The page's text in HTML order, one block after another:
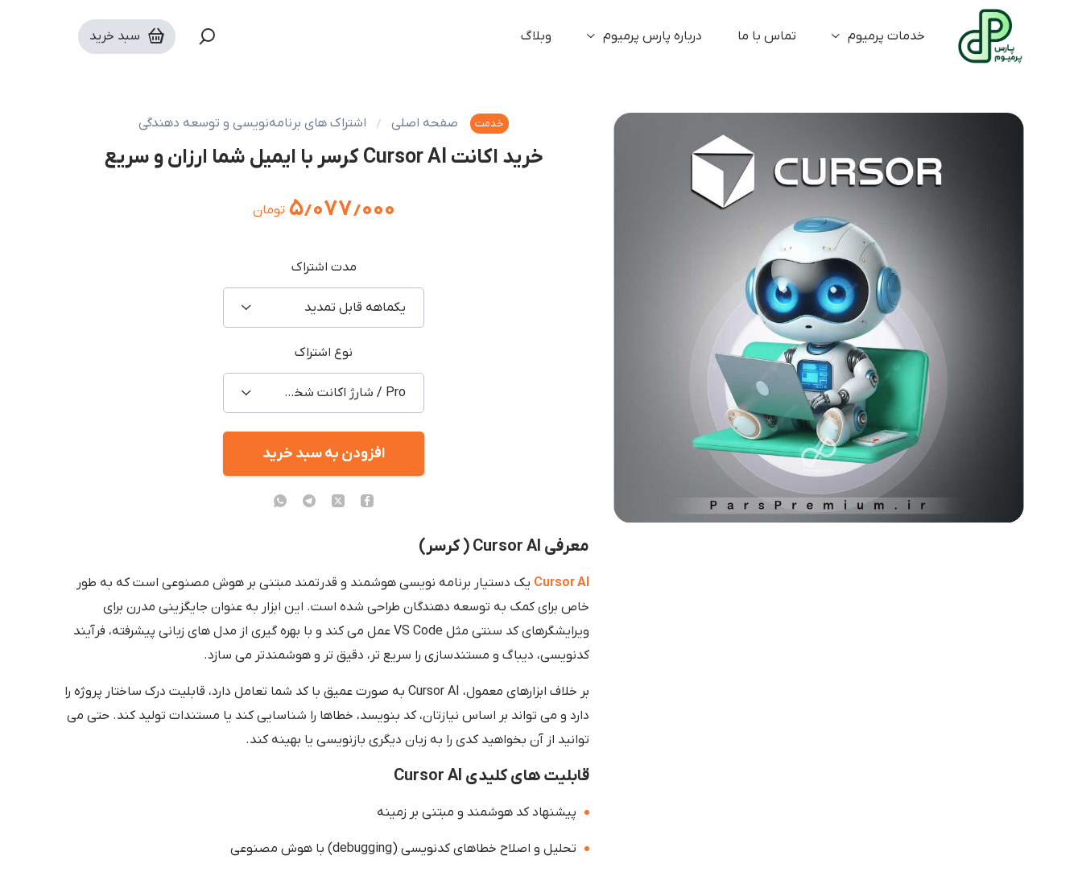
خدمات پرمیوم تماس با ما درباره پارس پرمیوم وبلاگ سبد خرید
خدمت صفحه اصلی اشتراک های برنامه‌نویسی و توسعه دهندگی
خرید اکانت Cursor AI کرسر با ایمیل شما ارزان و سریع
۵٫۰۷۷٫۰۰۰ تومان
مدت اشتراک
یکماهه قابل تمدید
نوع اشتراک
Pro / شارژ اکانت شخصی
افزودن به سبد خرید
معرفی Cursor AI ( کرسر)
Cursor AI یک دستیار برنامه نویسی هوشمند و قدرتمند مبتنی بر هوش مصنوعی است که به طور
خاص برای کمک به توسعه دهندگان طراحی شده است. این ابزار به عنوان جایگزینی مدرن برای
ویرایشگرهای کد سنتی مثل VS Code عمل می کند و با بهره گیری از مدل های زبانی پیشرفته، فرآیند
کدنویسی، دیباگ و مستندسازی را سریع تر، دقیق تر و هوشمندتر می سازد.
بر خلاف ابزارهای معمول، Cursor AI به صورت عمیق با کد شما تعامل دارد، قابلیت درک ساختار پروژه را
دارد و می تواند بر اساس نیازتان، کد بنویسد، خطاها را شناسایی کند یا مستندات تولید کند. حتی می
توانید از آن بخواهید کدی را به زبان دیگری بازنویسی یا بهینه کند.
قابلیت های کلیدی Cursor AI
پیشنهاد کد هوشمند و مبتنی بر زمینه
تحلیل و اصلاح خطاهای کدنویسی (debugging) با هوش مصنوعی